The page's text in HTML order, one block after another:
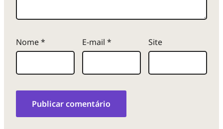
Nome* E-mail * Site